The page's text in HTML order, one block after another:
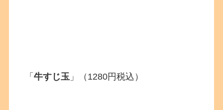
「牛すじ玉 」（1280円税込）